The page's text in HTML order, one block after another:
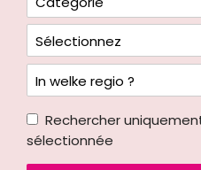
Rechercher
sélectionnée